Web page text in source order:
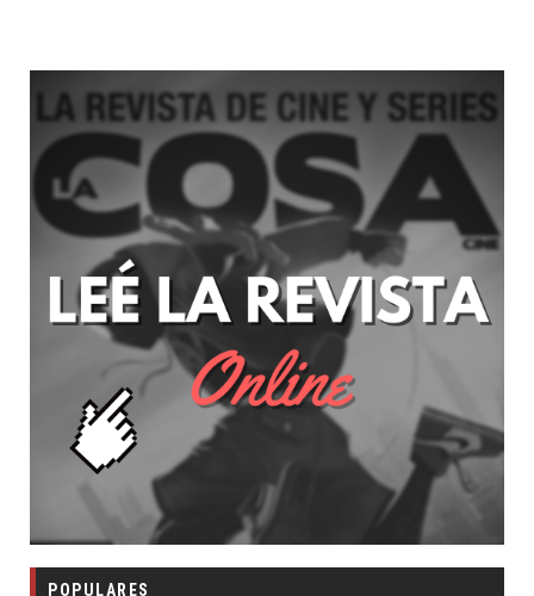
POPULARES